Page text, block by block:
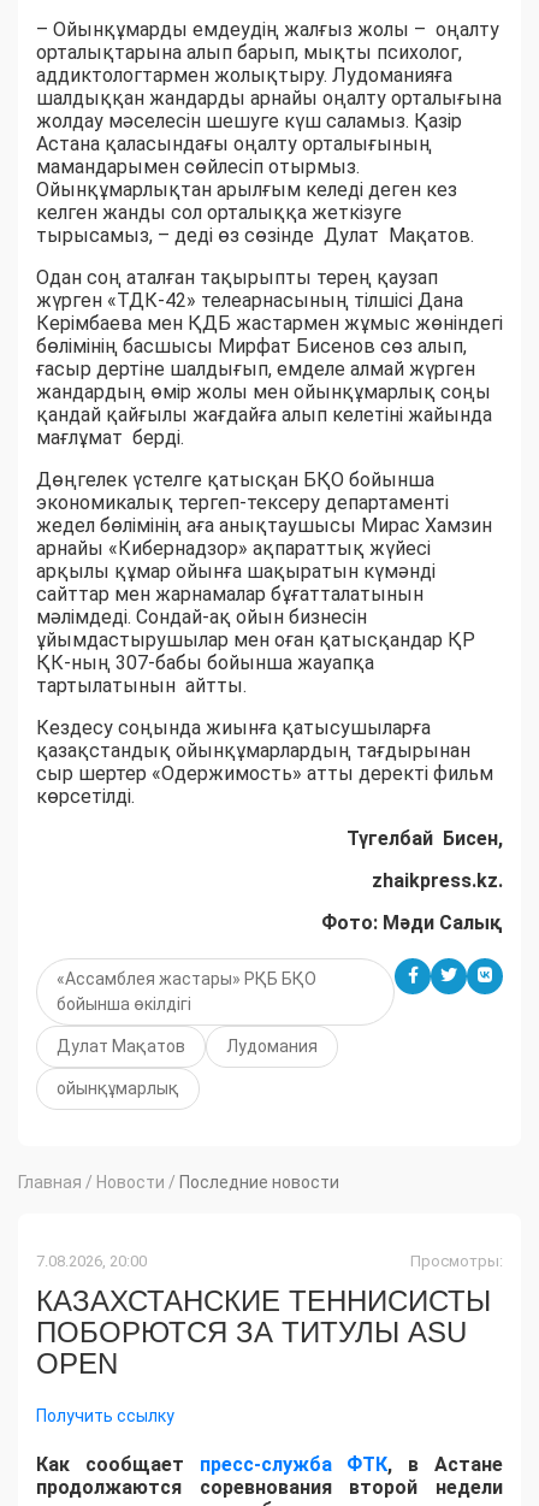
– Ойынқұмарды емдеудің жалғыз жолы – оңалту
орталықтарына алып барып, мықты психолог,
аддиктологтармен жолықтыру. Лудоманияға
шалдыққан жандарды арнайы оңалту орталығына
жолдау мәселесін шешуге күш саламыз. Қазір
Астана қаласындағы оңалту орталығының
мамандарымен сөйлесіп отырмыз.
Ойынқұмарлықтан арылғым келеді деген кез
келген жанды сол орталыққа жеткізуге
тырысамыз, – деді өз сөзінде Дулат Мақатов.
Одан соң аталған тақырыпты терең қаузап
жүрген «ТДК-42» телеарнасының тілшісі Дана
Керімбаева мен ҚДБ жастармен жұмыс жөніндегі
бөлімінің басшысы Мирфат Бисенов сөз алып,
ғасыр дертіне шалдығып, емделе алмай жүрген
жандардың өмір жолы мен ойынқұмарлық соңы
қандай қайғылы жағдайға алып келетіні жайында
мағлұмат берді.
Дөңгелек үстелге қатысқан БҚО бойынша
экономикалық тергеп-тексеру департаменті
жедел бөлімінің аға анықтаушысы Мирас Хамзин
арнайы «Кибернадзор» ақпараттық жүйесі
арқылы құмар ойынға шақыратын күмәнді
сайттар мен жарнамалар бұғатталатынын
мәлімдеді. Сондай-ақ ойын бизнесін
ұйымдастырушылар мен оған қатысқандар ҚР
ҚК-ның 307-бабы бойынша жауапқа
тартылатынын айтты.
Кездесу соңында жиынға қатысушыларға
қазақстандық ойынқұмарлардың тағдырынан
сыр шертер «Одержимость» атты деректі фильм
көрсетілді.
Түгелбай Бисен,
zhaikpress.kz.
Фото: Мәди Салық
«Ассамблея жастары» РҚБ БҚО
бойынша өкілдігі
Дулат Мақатов Лудомания
ойынқұмарлық
Главная / Новости / Последние новости
7.08.2026, 20:00 Просмотры:
КАЗАХСТАНСКИЕ ТЕННИСИСТЫ
ПОБОРЮТСЯ ЗА ТИТУЛЫ ASU
OPEN
Получить ссылку
Как сообщает пресс-служба ФТК, в Астане
продолжаются соревнования второй недели